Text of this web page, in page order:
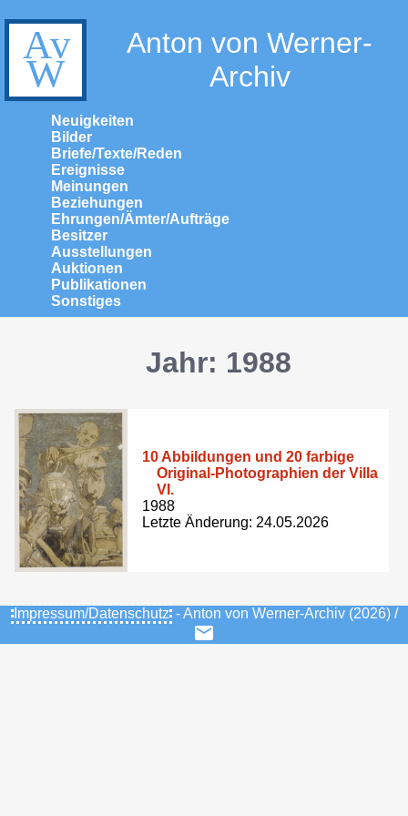
Anton von Werner-
Archiv
Neuigkeiten
Bilder
Briefe/Texte/Reden
Ereignisse
Meinungen
Beziehungen
Ehrungen/Ämter/Aufträge
Besitzer
Ausstellungen
Auktionen
Publikationen
Sonstiges
Jahr: 1988
10 Abbildungen und 20 farbige
Original-Photographien der Villa
VI.
1988
Letzte Änderung: 24.05.2026
Impressum/Datenschutz - Anton von Werner-Archiv (2026) /